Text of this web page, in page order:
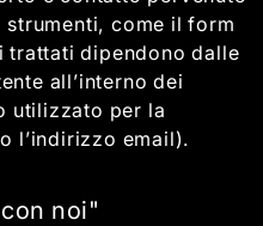
come il form
trattati dipendono dalle
all’interno dei
utilizzato per la
l’indirizzo email).
noi"